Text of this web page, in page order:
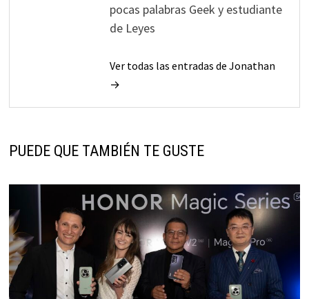
pocas palabras Geek y estudiante
de Leyes
Ver todas las entradas de Jonathan
→
PUEDE QUE TAMBIÉN TE GUSTE